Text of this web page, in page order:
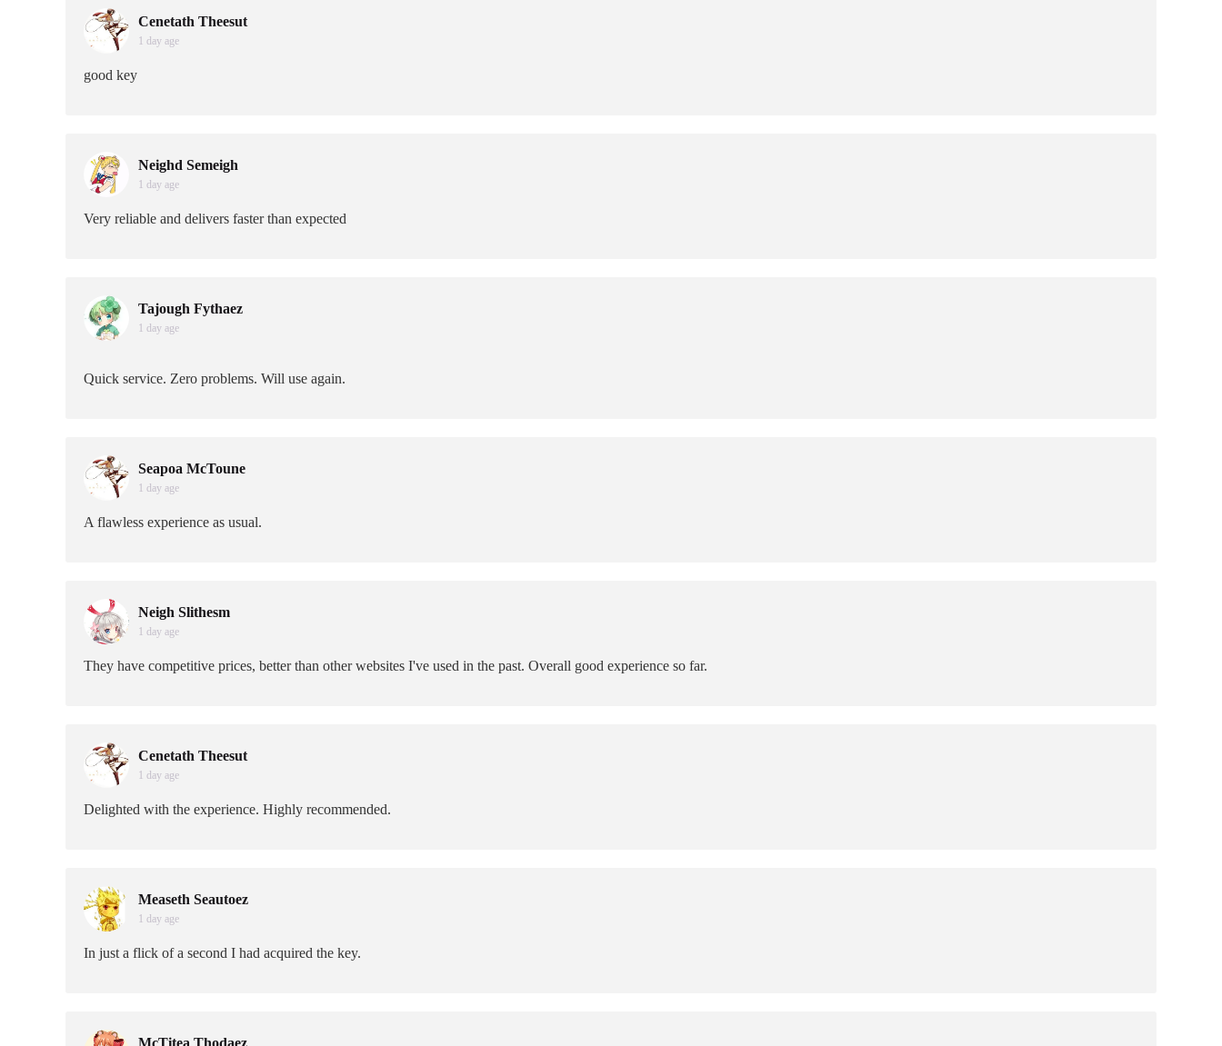
Cenetath Theesut
1 day age
good key
Neighd Semeigh
1 day age
Very reliable and delivers faster than expected
Tajough Fythaez
1 day age
Quick service. Zero problems. Will use again.
Seapoa McToune
1 day age
A flawless experience as usual.
Neigh Slithesm
1 day age
They have competitive prices, better than other websites I've used in the past. Overall good experience so far.
Cenetath Theesut
1 day age
Delighted with the experience. Highly recommended.
Measeth Seautoez
1 day age
In just a flick of a second I had acquired the key.
McTitea Thodaez